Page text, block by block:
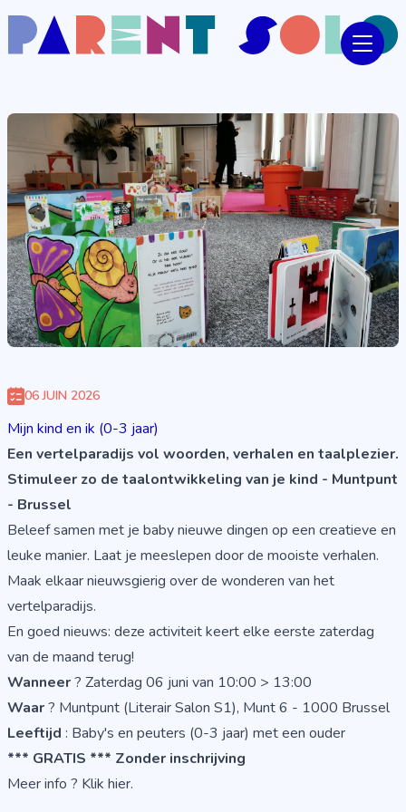
06 JUIN 2026
Mijn kind en ik (0-3 jaar)
Een vertelparadijs vol woorden, verhalen en taalplezier.
Stimuleer zo de taalontwikkeling van je kind - Muntpunt
- Brussel
Beleef samen met je baby nieuwe dingen op een creatieve en
leuke manier. Laat je meeslepen door de mooiste verhalen.
Maak elkaar nieuwsgierig over de wonderen van het
vertelparadijs.
En goed nieuws: deze activiteit keert elke eerste zaterdag
van de maand terug!
Wanneer? Zaterdag 06 juni van 10:00 > 13:00
Waar? Muntpunt (Literair Salon S1), Munt 6 - 1000 Brussel
Leeftijd : Baby's en peuters (0-3 jaar) met een ouder
*** GRATIS *** Zonder inschrijving
Meer info ? Klik hier.